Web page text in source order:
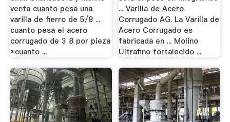
venta cuanto pesa una
varilla de fierro de 5/8 ...
cuanto pesa el acero
corrugado de 3 8 por pieza
»cuanto ...
... Varilla de Acero
Corrugado AG. La Varilla de
Acero Corrugado es
fabricada en ... Molino
Ultrafino fortalecido ...